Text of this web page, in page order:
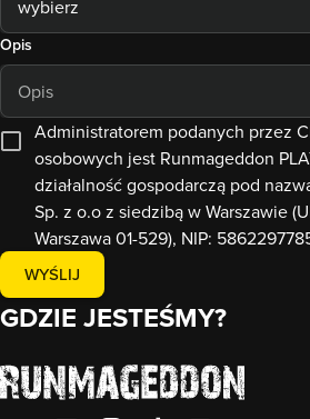
wybierz
Opis
Administratorem podanych przez
osobowych jest Runmageddon
działalność gospodarczą pod
Sp. z o.o z siedzibą w Warszawie
Warszawa 01-529), NIP:
WYŚLIJ
GDZIE JESTEŚMY?